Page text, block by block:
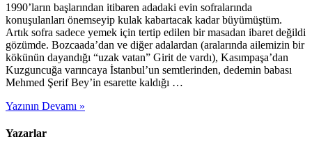
1990’ların başlarından itibaren adadaki evin sofralarında
konuşulanları önemseyip kulak kabartacak kadar büyümüştüm.
Artık sofra sadece yemek için tertip edilen bir masadan ibaret değildi
gözümde. Bozcaada’dan ve diğer adalardan (aralarında ailemizin bir
kökünün dayandığı “uzak vatan” Girit de vardı), Kasımpaşa’dan
Kuzguncuğa varıncaya İstanbul’un semtlerinden, dedemin babası
Mehmed Şerif Bey’in esarette kaldığı …
Yazının Devamı »
Yazarlar